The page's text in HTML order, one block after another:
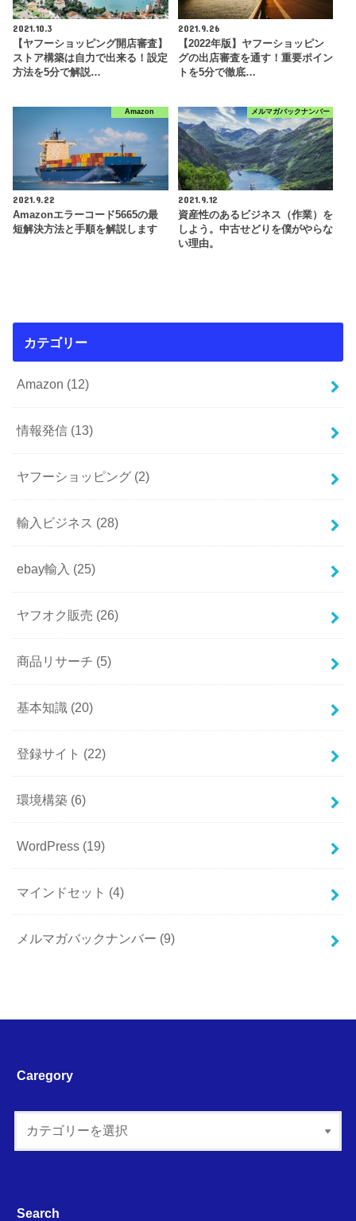
2021.10.3
【ヤフーショッピング開店審査】
ストア構築は自力で出来る！設定
方法を5分で解説…
2021.9.26
【2022年版】ヤフーショッピン
グの出店審査を通す！重要ポイン
トを5分で徹底…
Amazon
2021.9.22
Amazonエラーコード5665の最
短解決方法と手順を解説します
メルマガバックナンバー
2021.9.12
資産性のあるビジネス（作業）を
しよう。中古せどりを僕がやらな
い理由。
カテゴリー
Amazon (12)
情報発信 (13)
ヤフーショッピング (2)
輸入ビジネス (28)
ebay輸入 (25)
ヤフオク販売 (26)
商品リサーチ (5)
基本知識 (20)
登録サイト (22)
環境構築 (6)
WordPress (19)
マインドセット (4)
メルマガバックナンバー (9)
Caregory
Search